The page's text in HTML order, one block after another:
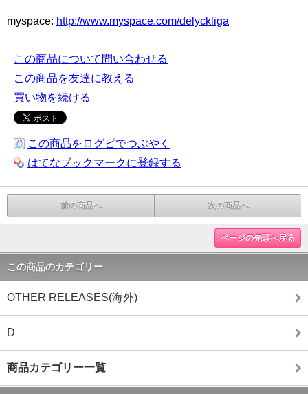
myspace: http://www.myspace.com/delyckliga
この商品について問い合わせる
この商品を友達に教える
買い物を続ける
この商品をログピでつぶやく
はてなブックマークに登録する
前の商品へ 次の商品へ
ページの先頭へ戻る
この商品のカテゴリー
OTHER RELEASES(海外)
D
商品カテゴリー一覧